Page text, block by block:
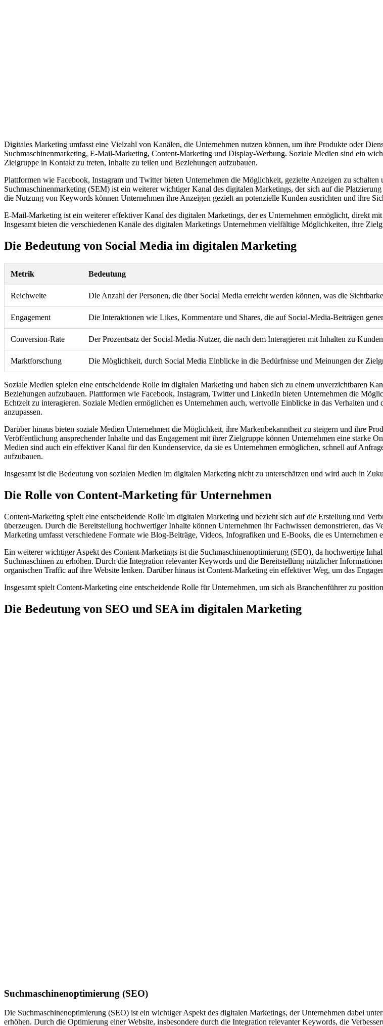
Digitales Marketing umfasst eine Vielzahl von Kanälen, die Unternehmen nutzen können, um ihre Produkte oder
Suchmaschinenmarketing, E-Mail-Marketing, Content-Marketing und Display-Werbung. Soziale Medien sind ein
Zielgruppe in Kontakt zu treten, Inhalte zu teilen und Beziehungen aufzubauen.
Plattformen wie Facebook, Instagram und Twitter bieten Unternehmen die Möglichkeit, gezielte Anzeigen zu
Suchmaschinenmarketing (SEM) ist ein weiterer wichtiger Kanal des digitalen Marketings, der sich auf die
die Nutzung von Keywords können Unternehmen ihre Anzeigen gezielt an potenzielle Kunden ausrichten und ihre
E-Mail-Marketing ist ein weiterer effektiver Kanal des digitalen Marketings, der es Unternehmen ermöglicht, direkt
Insgesamt bieten die verschiedenen Kanäle des digitalen Marketings Unternehmen vielfältige Möglichkeiten, ihre
Die Bedeutung von Social Media im digitalen Marketing
Metrik Bedeutung
Reichweite Die Anzahl der Personen, die über Social Media erreicht werden können, was die
Engagement Die Interaktionen wie Likes, Kommentare und Shares, die auf Social-Media-Beiträgen
Conversion-Rate Der Prozentsatz der Social-Media-Nutzer, die nach dem Interagieren mit Inhalten zu
Marktforschung Die Möglichkeit, durch Social Media Einblicke in die Bedürfnisse und Meinungen der
Soziale Medien spielen eine entscheidende Rolle im digitalen Marketing und haben sich zu einem unverzichtbaren
Beziehungen aufzubauen. Plattformen wie Facebook, Instagram, Twitter und LinkedIn bieten Unternehmen die
Echtzeit zu interagieren. Soziale Medien ermöglichen es Unternehmen auch, wertvolle Einblicke in das Verhalten
anzupassen.
Darüber hinaus bieten soziale Medien Unternehmen die Möglichkeit, ihre Markenbekanntheit zu steigern und ihre
Veröffentlichung ansprechender Inhalte und das Engagement mit ihrer Zielgruppe können Unternehmen eine starke
Medien sind auch ein effektiver Kanal für den Kundenservice, da sie es Unternehmen ermöglichen, schnell auf
aufzubauen.
Insgesamt ist die Bedeutung von sozialen Medien im digitalen Marketing nicht zu unterschätzen und wird auch in
Die Rolle von Content-Marketing für Unternehmen
Content-Marketing spielt eine entscheidende Rolle im digitalen Marketing und bezieht sich auf die Erstellung und
überzeugen. Durch die Bereitstellung hochwertiger Inhalte können Unternehmen ihr Fachwissen demonstrieren, das
Marketing umfasst verschiedene Formate wie Blog-Beiträge, Videos, Infografiken und E-Books, die es
Ein weiterer wichtiger Aspekt des Content-Marketings ist die Suchmaschinenoptimierung (SEO), da hochwertige
Suchmaschinen zu erhöhen. Durch die Integration relevanter Keywords und die Bereitstellung nützlicher
organischen Traffic auf ihre Website lenken. Darüber hinaus ist Content-Marketing ein effektiver Weg, um das
Insgesamt spielt Content-Marketing eine entscheidende Rolle für Unternehmen, um sich als Branchenführer zu
Die Bedeutung von SEO und SEA im digitalen Marketing
Suchmaschinenoptimierung (SEO)
Die Suchmaschinenoptimierung (SEO) ist ein wichtiger Aspekt des digitalen Marketings, der Unternehmen dabei
erhöhen. Durch die Optimierung einer Website, insbesondere durch die Integration relevanter Keywords, die